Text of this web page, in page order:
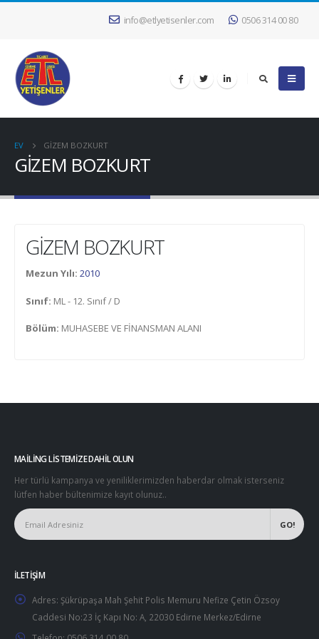
info@etlyetisenler.com 0506 314 00 80
EV GİZEM BOZKURT
GİZEM BOZKURT
GİZEM BOZKURT
Mezun Yılı: 2010
Sınıf: ML - 12. Sınıf / D
Bölüm: MUHASEBE VE FİNANSMAN ALANI
MAILING LISTEMIZE DAHIL OLUN
Her türlü kampanya ve yeniliklerimizden haberdar olmak isterseniz
lütfen haber bültenimize kayıt olunuz..
İLETIŞIM
Adres: Şükrüpaşa Mah Şehit Polis Memuru Nefize Çetin Özsoy
Caddesi No:23 İç Kapı No: A, 22030 Edirne Merkez/Edirne